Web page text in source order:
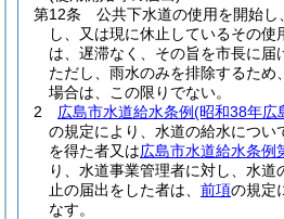
第12条
公共下水道の使用を開始し
し、又は現に休止しているその
は、遅滞なく、その旨を市長に届
ただし、雨水のみを排除するため
場合は、この限りでない。
2
広島市水道給水条例(昭和38年広
の規定により、水道の給水につい
を得た者又は広島市水道給水条例
り、水道事業管理者に対し、水
止の届出をした者は、 前項の規定
なす。